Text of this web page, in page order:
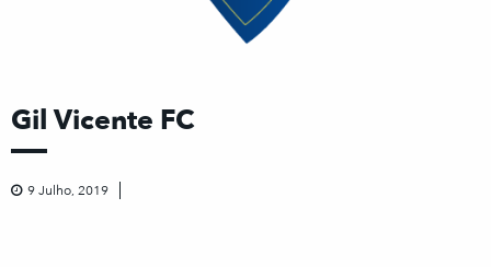
Gil Vicente FC
9 Julho, 2019